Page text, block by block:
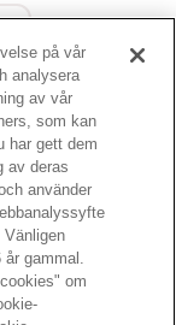
sidans topp
på vår
analysera
av vår
som kan
har gett dem
av deras
använder
Vänligen
år gammal.
om